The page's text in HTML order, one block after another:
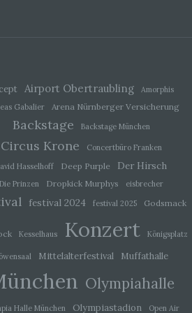
Airport Obertraubling
Amorphis
Gabalier
Arena Nürnberger Versicherung
Backstage Backstage München
Circus Krone
Concertbüro Franken
Hasselhoff
Deep Purple Der Hirsch
Die Prinzen Dropkick Murphys eisbrecher
festival 2024 festival 2025 Godsmack
Kesselhaus Konzert Königsplatz
Mittelalterfestival Muffathalle
Olympiahalle
Halle München Olympiastadion Open Air
einer